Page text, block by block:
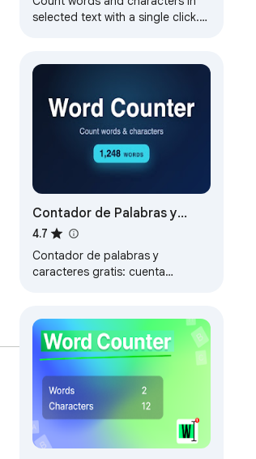
selected text with a single click.
Contador de Palabras y
Caracteres
4.7
Contador de palabras y
caracteres gratis: cuenta
cualquier sitio.